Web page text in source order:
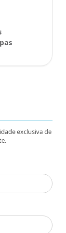
exclusiva de